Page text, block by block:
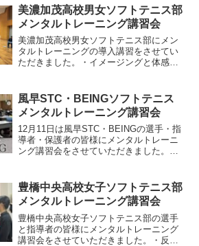
いました。家でトレーニングしてもらう
ために保護者にも学んでい...
美濃加茂高校男女ソフトテニス部
メンタルトレーニング講習会
美濃加茂高校男女ソフトテニス部にメン
タルトレーニングの導入講習をさせてい
ただきました。・イメージングと体感ワ
近ソフトテニスに関しては余談のネタが
増えすぎて、どうしても時...
風早STC・BEINGソフトテニス
メンタルトレーニング講習会
12月11日は風早STC・BEINGの選手・指
導者・保護者の皆様にメンタルトレーニ
ング講習会をさせていただきました。・
れるように応援していきます！チーム向
けメンタルトレ...
豊橋中央高校女子ソフトテニス部
メンタルトレーニング講習会
豊橋中央高校女子ソフトテニス部の選手
と指導者の皆様にメンタルトレーニング
講習会をさせていただきました。・反応